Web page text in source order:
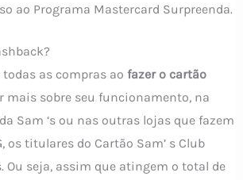
ao Programa Mastercard Surpreenda.
as compras ao fazer o cartão
mais sobre seu funcionamento, na
Sam ‘s ou nas outras lojas que fazem
os titulares do Cartão Sam’ s Club
Ou seja, assim que atingem o total de